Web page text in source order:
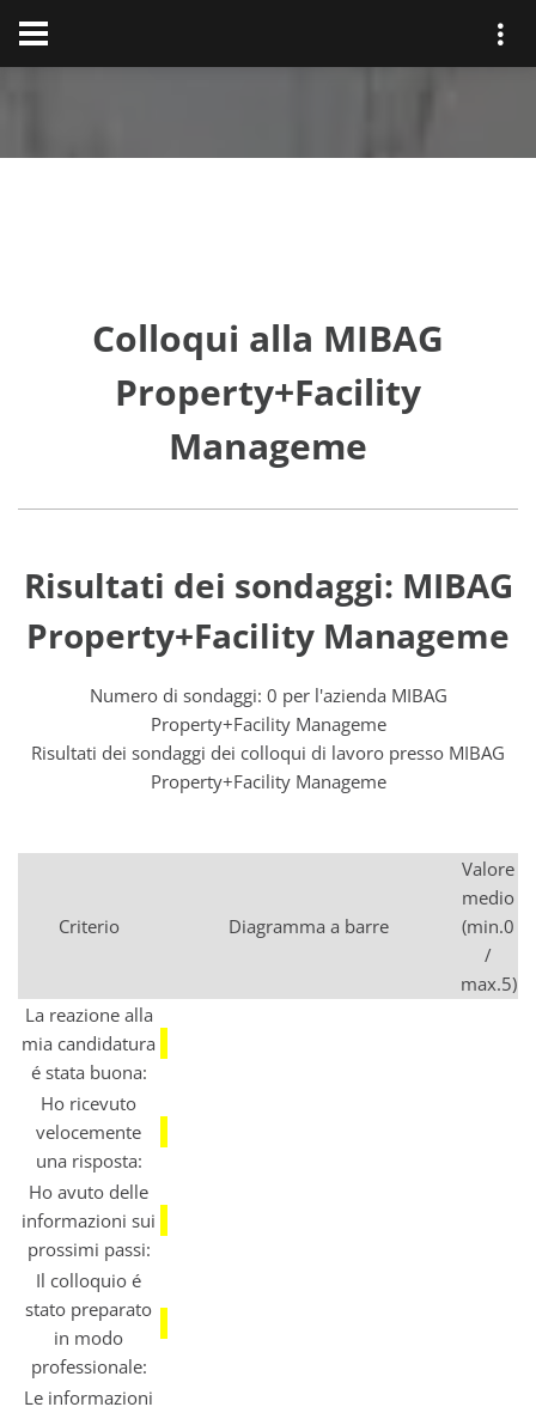
Colloqui alla MIBAG
Property+Facility
Manageme
Risultati dei sondaggi: MIBAG
Property+Facility Manageme
Numero di sondaggi: 0 per l'azienda MIBAG
Property+Facility Manageme
Risultati dei sondaggi dei colloqui di lavoro presso MIBAG
Property+Facility Manageme
Criterio Diagramma a barre
Valore
medio
(min.0
/
max.5)
La reazione alla
mia candidatura
é stata buona:
Ho ricevuto
velocemente
una risposta:
Ho avuto delle
informazioni sui
prossimi passi:
Il colloquio é
stato preparato
in modo
professionale:
Le informazioni